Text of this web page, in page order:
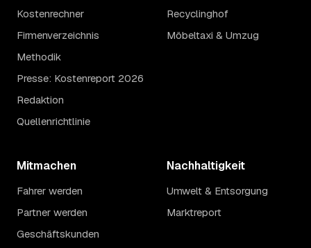
Kostenrechner
Firmenverzeichnis
Methodik
Presse: Kostenreport 2026
Redaktion
Quellenrichtlinie
Recyclinghof
Möbeltaxi & Umzug
Mitmachen
Fahrer werden
Partner werden
Geschäftskunden
Nachhaltigkeit
Umwelt & Entsorgung
Marktreport